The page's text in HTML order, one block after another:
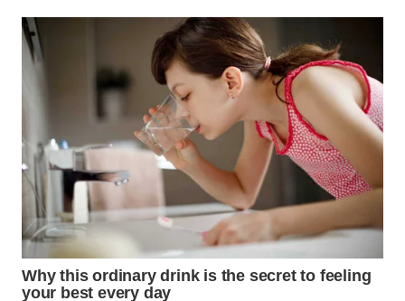
WN
NIAS
WN
LANGKAT
WN
TAPANULI